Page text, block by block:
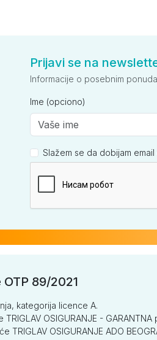
Prijavi se na
Informacije o posebnim
Ime (opciono)
Slažem se da dobijam
89/2021
kategorija licence A.
OSIGURANJE -
TRIGLAV OSIGURANJE ADO